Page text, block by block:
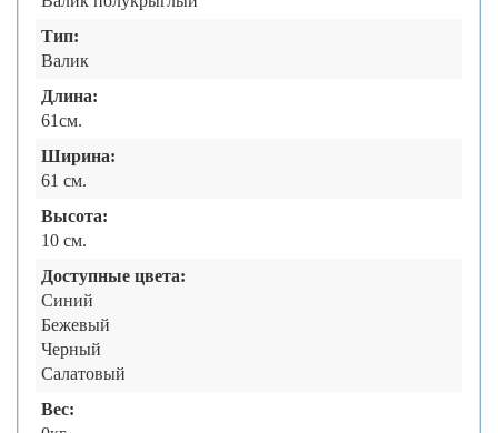
Тип:
Валик
Длина:
61см.
Ширина:
61 см.
Высота:
10 см.
Доступные цвета:
Синий
Бежевый
Черный
Салатовый
Вес: